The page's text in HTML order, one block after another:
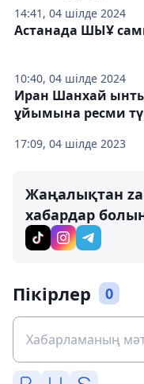
14:41, 04 шілде 2024
10:40, 04 шілде 2024
Астанада ШЫҰ
17:09, 04 шілде 2023
Иран Шанхай
ұйымына ресми
Жаңалықтан
хабардар
Пікірлер 0